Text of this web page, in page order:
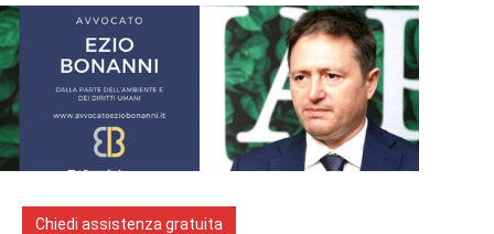
Chiedi assistenza gratuita